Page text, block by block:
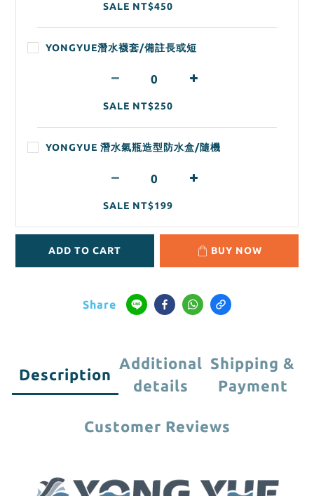
SALE NT$450
YONGYUE潛水襪套/備註長或短
SALE NT$250
YONGYUE 潛水氣瓶造型防水盒/隨機
SALE NT$199
ADD TO CART BUY NOW
Share
Description
Additional
details
Shipping &
Payment
Customer Reviews